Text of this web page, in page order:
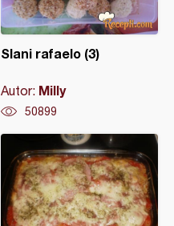
Slani rafaelo (3)
Autor: Milly
50899